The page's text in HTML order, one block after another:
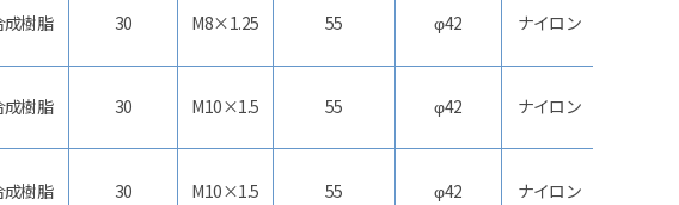
成樹脂 30 M8×1.25 55 φ42 ナイロン
成樹脂 30 M10×1.5 55 φ42 ナイロン
成樹脂 30 M10×1.5 55 φ42 ナイロン